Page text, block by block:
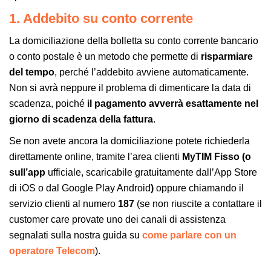
1. Addebito su conto corrente
La domiciliazione della bolletta su conto corrente bancario
o conto postale è un metodo che permette di risparmiare
del tempo, perché l’addebito avviene automaticamente.
Non si avrà neppure il problema di dimenticare la data di
scadenza, poiché il pagamento avverrà esattamente nel
giorno di scadenza della fattura.
Se non avete ancora la domiciliazione potete richiederla
direttamente online, tramite l’area clienti MyTIM Fisso (o
sull’app ufficiale, scaricabile gratuitamente dall’App Store
di iOS o dal Google Play Android) oppure chiamando il
servizio clienti al numero 187 (se non riuscite a contattare il
customer care provate uno dei canali di assistenza
segnalati sulla nostra guida su come parlare con un
operatore Telecom).